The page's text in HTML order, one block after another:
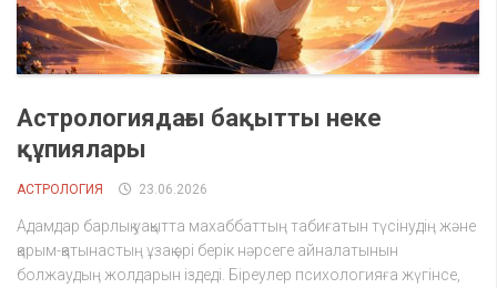
Астрологиядағы бақытты неке
құпиялары
АСТРОЛОГИЯ 23.06.2026
Адамдар барлық уақытта махаббаттың табиғатын түсінудің және
қарым-қатынастың ұзақ әрі берік нәрсеге айналатынын
болжаудың жолдарын іздеді. Біреулер психологияға жүгінсе,